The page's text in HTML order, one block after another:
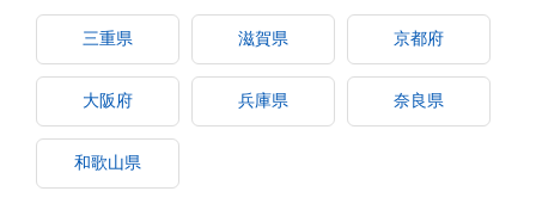
三重県 滋賀県 京都府
大阪府 兵庫県 奈良県
和歌山県